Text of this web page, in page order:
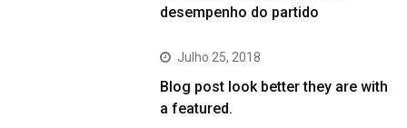
desempenho do partido
Julho 25, 2018
Blog post look better they are with
a featured.